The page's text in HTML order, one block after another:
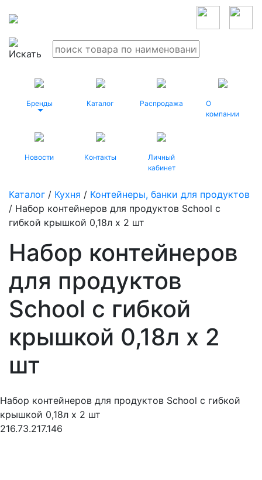
Бренды Каталог Распродажа
О
компании
Новости Контакты
Личный
кабинет
Каталог / Кухня / Контейнеры, банки для продуктов
/ Набор контейнеров для продуктов School с
гибкой крышкой 0,18л х 2 шт
Набор контейнеров
для продуктов
School с гибкой
крышкой 0,18л х 2
шт
Набор контейнеров для продуктов School с гибкой
крышкой 0,18л х 2 шт
216.73.217.146